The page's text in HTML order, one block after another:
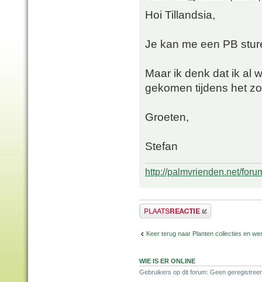
Hoi Tillandsia,
Je kan me een PB
Maar ik denk dat ik al
gekomen tijdens het
Groeten,
Stefan
http://palmvrienden.net/
Plaats een reactie
Keer terug naar Planten collecties en
WIE IS ER ONLINE
Gebruikers op dit forum: Geen